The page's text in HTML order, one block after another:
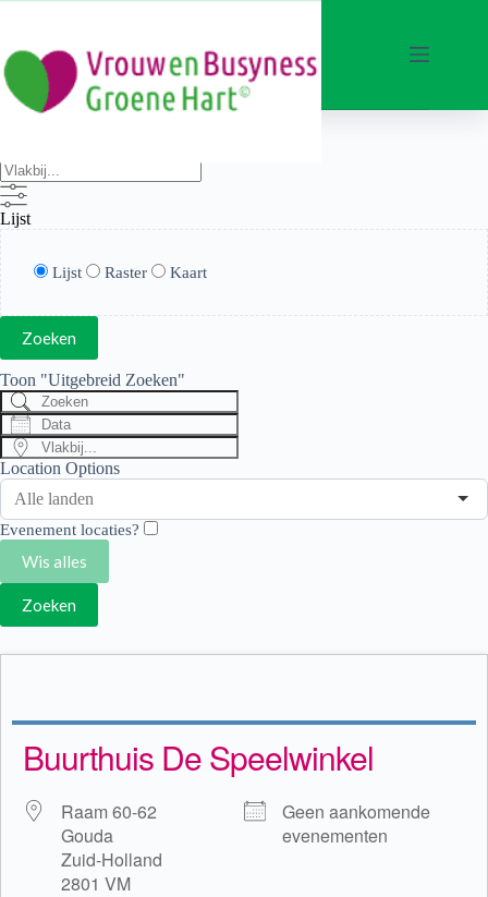
de
inhoud
Vlakbij...
Lijst
Weergave
resultaten
Lijst Raster Kaart
Zoeken
Toon "Uitgebreid Zoeken"
Zoeken
Data
Vlakbij...
Location Options
Land
Evenement locaties?
Wis alles
Zoeken
Buurthuis De Speelwinkel
Raam 60-62
Gouda
Zuid-Holland
2801 VM
Geen aankomende
evenementen